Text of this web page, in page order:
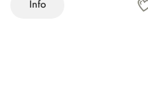
Info